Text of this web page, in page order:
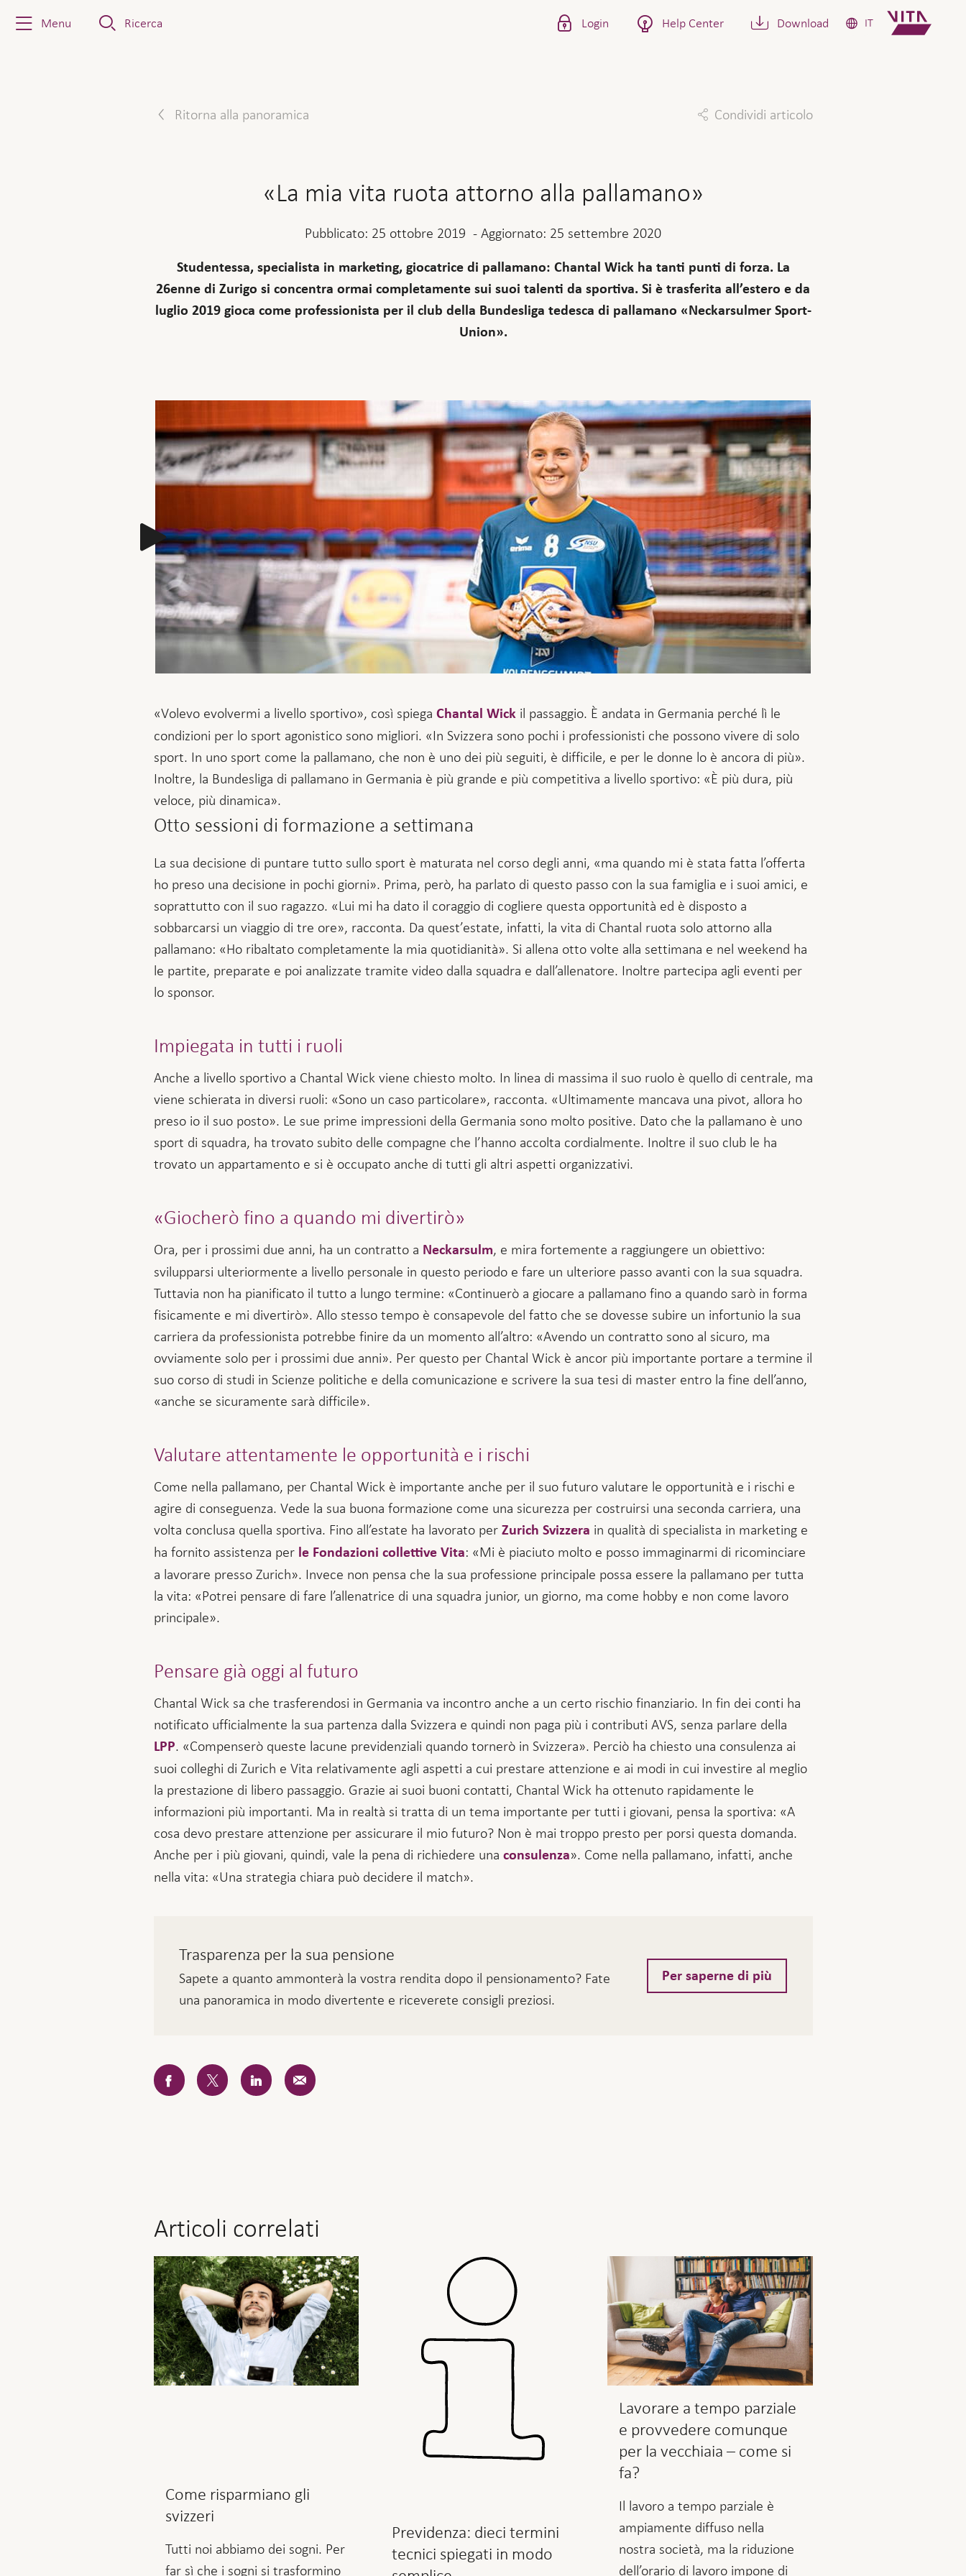
Menu Ricerca Login Help Center Download IT
Ritorna alla panoramica Condividi articolo
«La mia vita ruota attorno alla pallamano»
Pubblicato: 25 ottobre 2019 - Aggiornato: 25 settembre 2020
Studentessa, specialista in marketing, giocatrice di pallamano: Chantal Wick ha tanti punti di forza. La
26enne di Zurigo si concentra ormai completamente sui suoi talenti da sportiva. Si è trasferita all’estero e da
luglio 2019 gioca come professionista per il club della Bundesliga tedesca di pallamano «Neckarsulmer Sport-
Union».
«Volevo evolvermi a livello sportivo», così spiega Chantal Wick il passaggio. È andata in Germania perché lì le
condizioni per lo sport agonistico sono migliori. «In Svizzera sono pochi i professionisti che possono vivere di solo
sport. In uno sport come la pallamano, che non è uno dei più seguiti, è difficile, e per le donne lo è ancora di più».
Inoltre, la Bundesliga di pallamano in Germania è più grande e più competitiva a livello sportivo: «È più dura, più
veloce, più dinamica».
Otto sessioni di formazione a settimana
La sua decisione di puntare tutto sullo sport è maturata nel corso degli anni, «ma quando mi è stata fatta l’offerta
ho preso una decisione in pochi giorni». Prima, però, ha parlato di questo passo con la sua famiglia e i suoi amici, e
soprattutto con il suo ragazzo. «Lui mi ha dato il coraggio di cogliere questa opportunità ed è disposto a
sobbarcarsi un viaggio di tre ore», racconta. Da quest’estate, infatti, la vita di Chantal ruota solo attorno alla
pallamano: «Ho ribaltato completamente la mia quotidianità». Si allena otto volte alla settimana e nel weekend ha
le partite, preparate e poi analizzate tramite video dalla squadra e dall’allenatore. Inoltre partecipa agli eventi per
lo sponsor.
Impiegata in tutti i ruoli
Anche a livello sportivo a Chantal Wick viene chiesto molto. In linea di massima il suo ruolo è quello di centrale, ma
viene schierata in diversi ruoli: «Sono un caso particolare», racconta. «Ultimamente mancava una pivot, allora ho
preso io il suo posto». Le sue prime impressioni della Germania sono molto positive. Dato che la pallamano è uno
sport di squadra, ha trovato subito delle compagne che l’hanno accolta cordialmente. Inoltre il suo club le ha
trovato un appartamento e si è occupato anche di tutti gli altri aspetti organizzativi.
«Giocherò fino a quando mi divertirò»
Ora, per i prossimi due anni, ha un contratto a Neckarsulm, e mira fortemente a raggiungere un obiettivo:
svilupparsi ulteriormente a livello personale in questo periodo e fare un ulteriore passo avanti con la sua squadra.
Tuttavia non ha pianificato il tutto a lungo termine: «Continuerò a giocare a pallamano fino a quando sarò in forma
fisicamente e mi divertirò». Allo stesso tempo è consapevole del fatto che se dovesse subire un infortunio la sua
carriera da professionista potrebbe finire da un momento all’altro: «Avendo un contratto sono al sicuro, ma
ovviamente solo per i prossimi due anni». Per questo per Chantal Wick è ancor più importante portare a termine il
suo corso di studi in Scienze politiche e della comunicazione e scrivere la sua tesi di master entro la fine dell’anno,
«anche se sicuramente sarà difficile».
Valutare attentamente le opportunità e i rischi
Come nella pallamano, per Chantal Wick è importante anche per il suo futuro valutare le opportunità e i rischi e
agire di conseguenza. Vede la sua buona formazione come una sicurezza per costruirsi una seconda carriera, una
volta conclusa quella sportiva. Fino all’estate ha lavorato per Zurich Svizzera in qualità di specialista in marketing e
ha fornito assistenza per le Fondazioni collettive Vita: «Mi è piaciuto molto e posso immaginarmi di ricominciare
a lavorare presso Zurich». Invece non pensa che la sua professione principale possa essere la pallamano per tutta
la vita: «Potrei pensare di fare l’allenatrice di una squadra junior, un giorno, ma come hobby e non come lavoro
principale».
Pensare già oggi al futuro
Chantal Wick sa che trasferendosi in Germania va incontro anche a un certo rischio finanziario. In fin dei conti ha
notificato ufficialmente la sua partenza dalla Svizzera e quindi non paga più i contributi AVS, senza parlare della
LPP. «Compenserò queste lacune previdenziali quando tornerò in Svizzera». Perciò ha chiesto una consulenza ai
suoi colleghi di Zurich e Vita relativamente agli aspetti a cui prestare attenzione e ai modi in cui investire al meglio
la prestazione di libero passaggio. Grazie ai suoi buoni contatti, Chantal Wick ha ottenuto rapidamente le
informazioni più importanti. Ma in realtà si tratta di un tema importante per tutti i giovani, pensa la sportiva: «A
cosa devo prestare attenzione per assicurare il mio futuro? Non è mai troppo presto per porsi questa domanda.
Anche per i più giovani, quindi, vale la pena di richiedere una consulenza». Come nella pallamano, infatti, anche
nella vita: «Una strategia chiara può decidere il match».
Trasparenza per la sua pensione
Sapete a quanto ammonterà la vostra rendita dopo il pensionamento? Fate
una panoramica in modo divertente e riceverete consigli preziosi.
Per saperne di più
Articoli correlati
Come risparmiano gli
svizzeri
Tutti noi abbiamo dei sogni. Per
far sì che i sogni si trasformino
Previdenza: dieci termini
tecnici spiegati in modo
Lavorare a tempo parziale
e provvedere comunque
per la vecchiaia – come si
fa?
Il lavoro a tempo parziale è
ampiamente diffuso nella
nostra società, ma la riduzione
dell’orario di lavoro impone di